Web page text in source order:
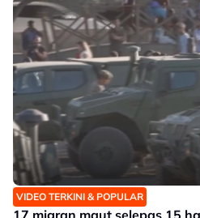
VIDEO TERKINI & POPULAR
17 migran maut selepas 15